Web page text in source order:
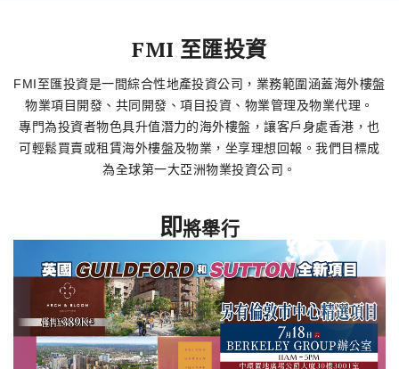
FMI 至匯投資
FMI至匯投資是一間綜合性地產投資公司，業務範圍涵蓋海外樓盤
物業項目開發、共同開發、項目投資、物業管理及物業代理。
專門為投資者物色具升值潛力的海外樓盤，讓客戶身處香港，也
可輕鬆買賣或租賃海外樓盤及物業，坐享理想回報。我們目標成
為全球第一大亞洲物業投資公司。
即將舉行